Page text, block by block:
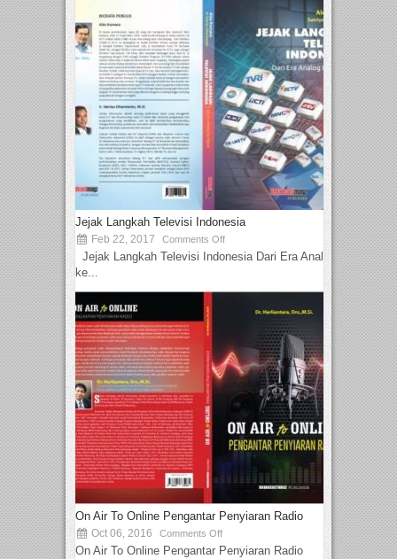
Jejak Langkah Televisi Indonesia
Feb 22, 2017 Comments Off
Jejak Langkah Televisi Indonesia Dari Era Analog
ke...
On Air To Online Pengantar Penyiaran Radio
Oct 06, 2016 Comments Off
On Air To Online Pengantar Penyiaran Radio